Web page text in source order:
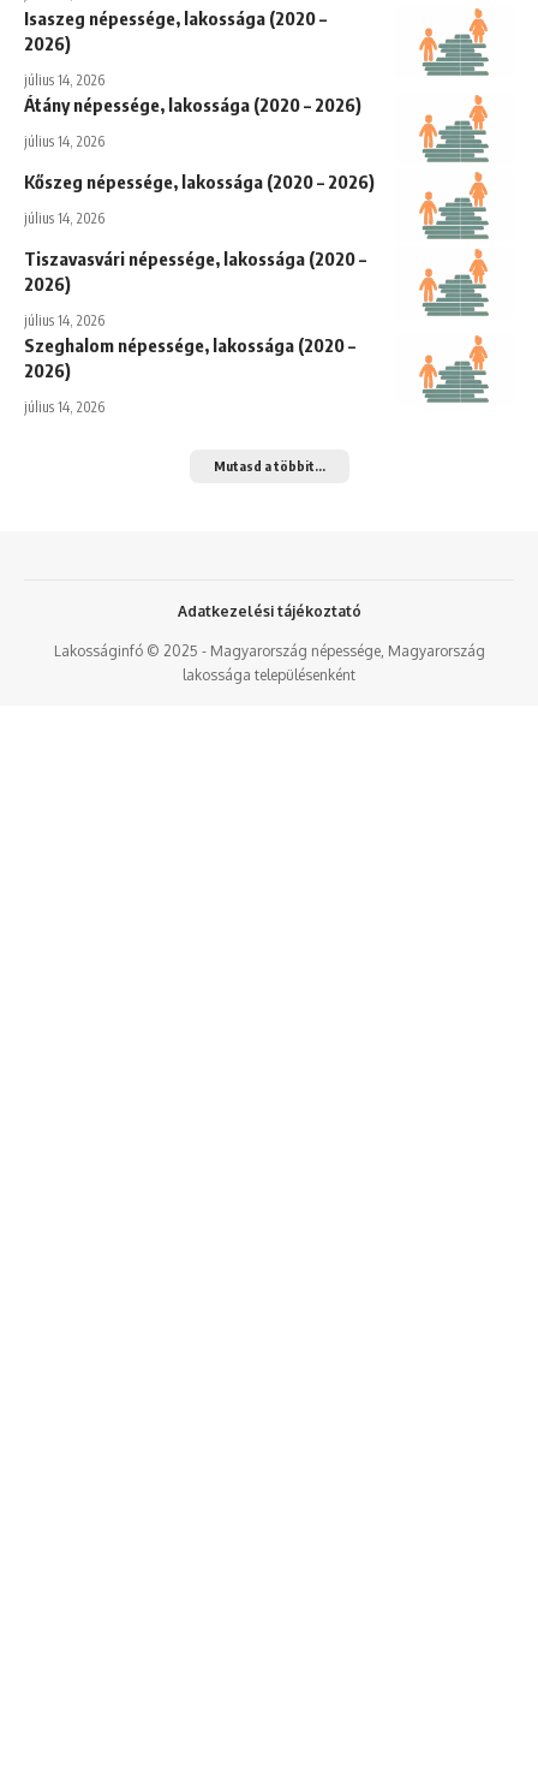
Isaszeg népessége, lakossága (2020 –
2026)
július 14, 2026
Átány népessége, lakossága (2020 – 2026)
július 14, 2026
Kőszeg népessége, lakossága (2020 – 2026)
július 14, 2026
Tiszavasvári népessége, lakossága (2020 –
2026)
július 14, 2026
Szeghalom népessége, lakossága (2020 –
2026)
július 14, 2026
Mutasd a többit...
Lakosságinfó © 2025 - Magyarország népessége, Magyarország
lakossága településenként
Adatkezelési tájékoztató